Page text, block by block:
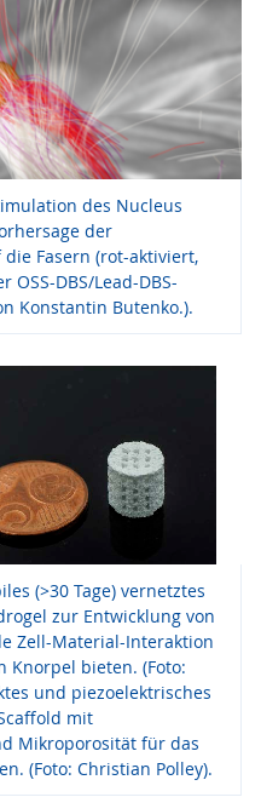
des Nucleus
der
Fasern (rot-aktiviert,
DBS/Lead-DBS-
Konstantin Butenko.).
(>30 Tage) vernetztes
zur Entwicklung von
Zell-Material-Interaktion
Knorpel bieten. (Foto:
und piezoelektrisches
mit
Mikroporosität für das
(Foto: Christian Polley).